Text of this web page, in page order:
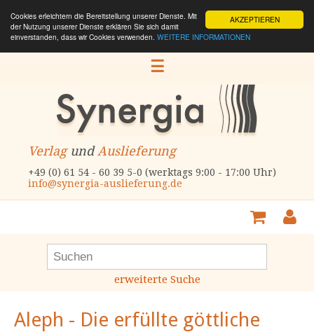
AKZEPTIEREN
Cookies erleichtern die Bereitstellung unserer Dienste. Mit
der Nutzung unserer Dienste erklären Sie sich damit
einverstanden, dass wir Cookies verwenden. WEITERE INFORMATIONEN
☰
VerlagundAuslieferung
+49 (0) 61 54 - 60 39 5-0 (werktags 9:00 - 17:00 Uhr)
info@synergia-auslieferung.de
erweiterte Suche
Aleph - Die erfüllte göttliche